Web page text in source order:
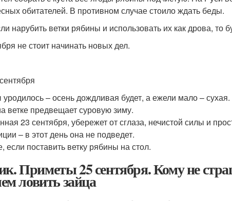
обитателей. В противном случае стоило ждать беды.
нарубить ветки рябины и использовать их как дрова, то
не стоит начинать новых дел.
– осень дождливая будет, а ежели мало – сухая.
ветке предвещает суровую зиму.
23 сентября, убережет от сглаза, нечистой силы и
– в этот день она не подведет.
если поставить ветку рябины на стол.
Приметы 25 сентября. Кому не
ловить зайца